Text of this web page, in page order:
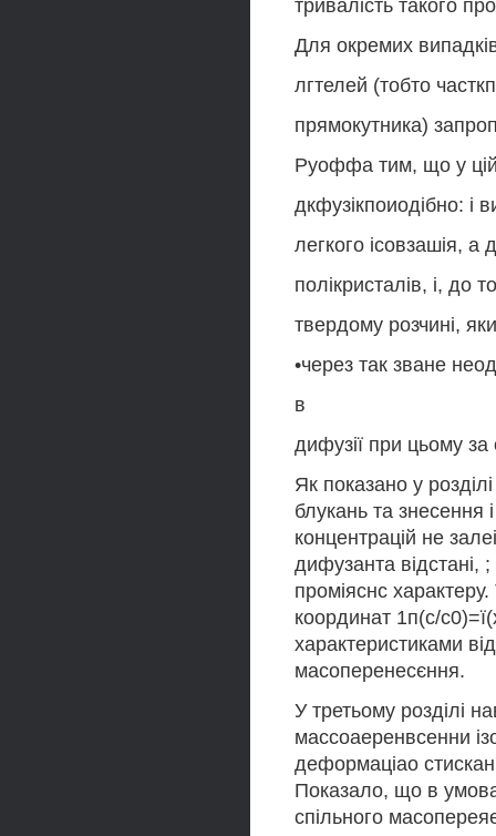
тривалість такого
Для окремих
лгтелей (тобто
прямокутника)
Руоффа тим, що у
дкфузікпоиодібно: і
легкого ісовзашія, а
полікристалів, і, до
твердому розчині,
•через так зване
в
дифузії при цьому
Як показано у
блукань та знесення
концентрацій не
дифузанта відстані,
проміяснс
координат 1п(с/
характеристиками
масоперенесєння.
У третьому розділі
массоаеренвсенни
деформаціао
Показало, що в
спільного